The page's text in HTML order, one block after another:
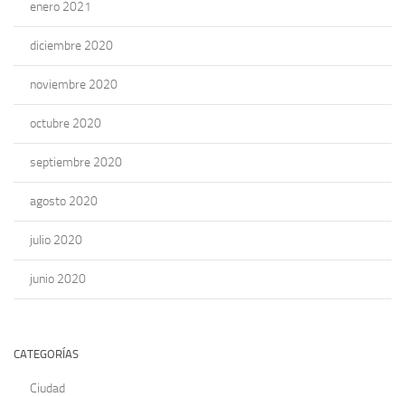
enero 2021
diciembre 2020
noviembre 2020
octubre 2020
septiembre 2020
agosto 2020
julio 2020
junio 2020
CATEGORÍAS
Ciudad